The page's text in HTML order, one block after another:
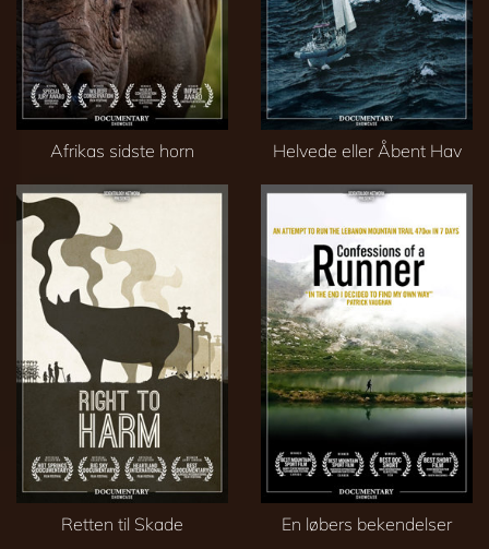
Afrikas sidste horn Helvede eller Åbent Hav
Retten til Skade En løbers bekendelser